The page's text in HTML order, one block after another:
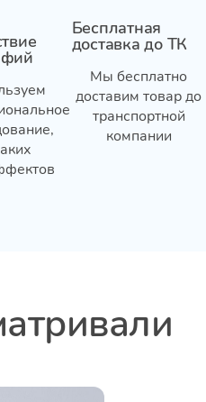
Бесплатная
доставка до ТК
Мы бесплатно
доставим товар до
транспортной
компании